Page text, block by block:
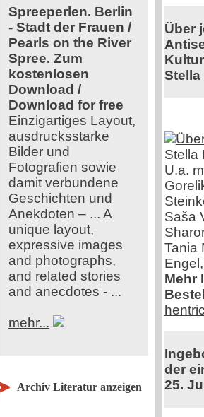
Spreeperlen. Berlin
- Stadt der Frauen /
Pearls on the River
Spree. Zum
kostenlosen
Download /
Download for free
Einzigartiges Layout,
ausdrucksstarke
Bilder und
Fotografien sowie
damit verbundene
Geschichten und
Anekdoten – ... A
unique layout,
expressive images
and photographs,
and related stories
and anecdotes - ...
mehr...
Archiv Literatur anzeigen
Über
Stella
U.a.
Saša
Tania
Mehr
der
25.